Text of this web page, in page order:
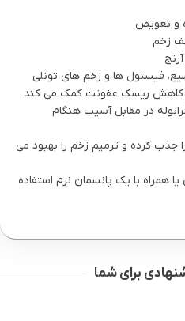
و تعویض
زخم
فیستول ها و زخم های تونلی
کاهش ریسک عفونت کمک می کند
در مقابل آسیب هنگام
کرده و ترمیم زخم را بهبود می
همراه با یک پانسمان نرم استفاده
برای شما